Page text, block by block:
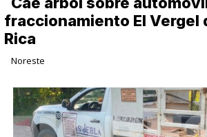
fraccionamiento El Vergel
Rica
Noreste